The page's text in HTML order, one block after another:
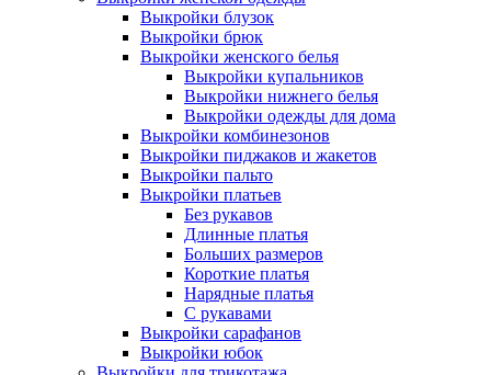
Выкройки блузок
Выкройки брюк
Выкройки женского белья
Выкройки купальников
Выкройки нижнего белья
Выкройки одежды для дома
Выкройки комбинезонов
Выкройки пиджаков и жакетов
Выкройки пальто
Выкройки платьев
Без рукавов
Длинные платья
Больших размеров
Короткие платья
Нарядные платья
С рукавами
Выкройки сарафанов
Выкройки юбок